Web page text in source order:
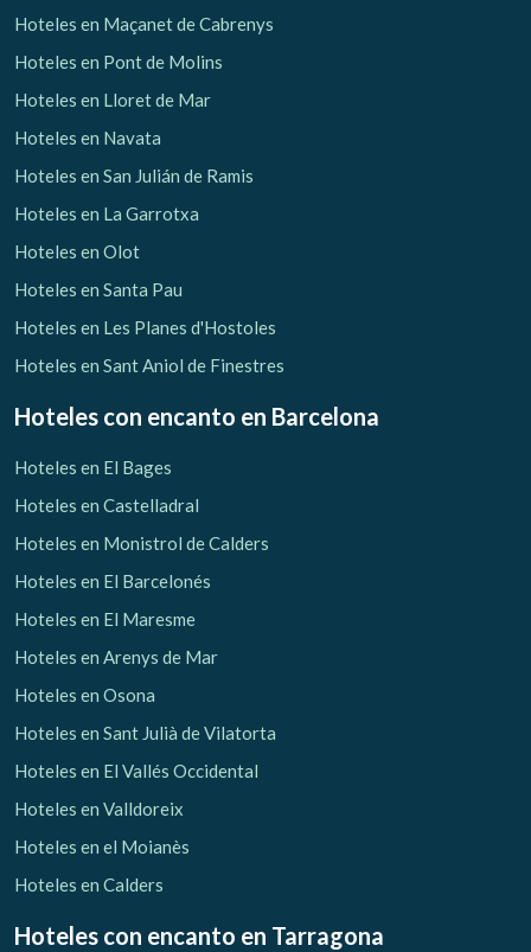
Hoteles en Maçanet de Cabrenys
Hoteles en Pont de Molins
Hoteles en Lloret de Mar
Hoteles en Navata
Hoteles en San Julián de Ramis
Hoteles en La Garrotxa
Hoteles en Olot
Hoteles en Santa Pau
Hoteles en Les Planes d'Hostoles
Hoteles en Sant Aniol de Finestres
Hoteles con encanto en Barcelona
Hoteles en El Bages
Hoteles en Castelladral
Hoteles en Monistrol de Calders
Hoteles en El Barcelonés
Hoteles en El Maresme
Hoteles en Arenys de Mar
Hoteles en Osona
Hoteles en Sant Julià de Vilatorta
Hoteles en El Vallés Occidental
Hoteles en Valldoreix
Hoteles en el Moianès
Hoteles en Calders
Hoteles con encanto en Tarragona